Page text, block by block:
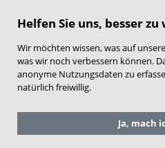
Helfen Sie uns, besser zu
Wir möchten wissen, was auf
was wir noch verbessern können.
anonyme Nutzungsdaten zu
natürlich freiwillig.
Ja, mach
Sie befinden sich hier:
Arbeitshilfen für die